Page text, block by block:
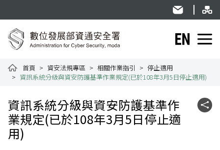
English
首頁 資安法規專區 相關作業指引
停止適用
資訊系統分級與資安防護基準作業規定(已於108年3月5日停止適用)
資訊系統分級與資安防護基準作
業規定(已於108年3月5日停止適
用)
社群